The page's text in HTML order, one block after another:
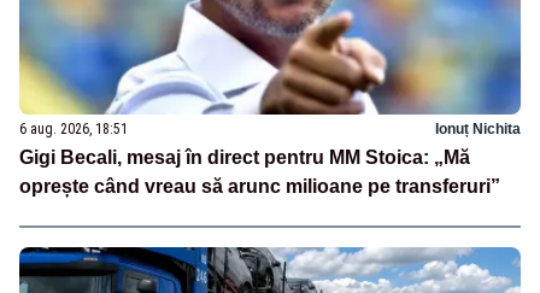
6 aug. 2026, 18:51 Ionuț Nichita
Gigi Becali, mesaj în direct pentru MM Stoica: „Mă
oprește când vreau să arunc milioane pe transferuri”